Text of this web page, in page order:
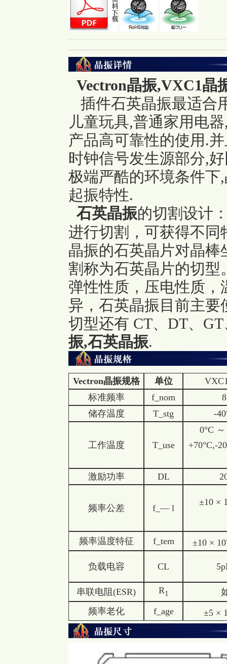
Vectron晶振,VXC1晶
插件石英晶振最适合
儿童玩具,普通家用电
产品高可靠性的使用.
时钟信号发生源部分,
极端严酷的环境条件
起振特性.
石英晶振的切割设计
进行切割，可获得不
晶振的石英晶片对晶
割称为石英晶片的切
弹性性质，压电性质
异，石英晶振目前主要
切型还有 CT、DT、
振,石英晶振.
Vectron晶振规格 单位
标准频率
f_nom
储存温度
T_stg -
工作温度 T_use
0°C
+70°C,-20
激励功率
DL
频率公差 f_— l
±10 ×
频率温度特征 f_tem ±10 × 10
负载电容 CL
串联电阻(ESR) R1
频率老化
f_age ±5 ×